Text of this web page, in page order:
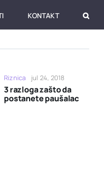
KONTAKT
Riznica jul 24, 2018
3 razloga zašto da
postanete paušalac